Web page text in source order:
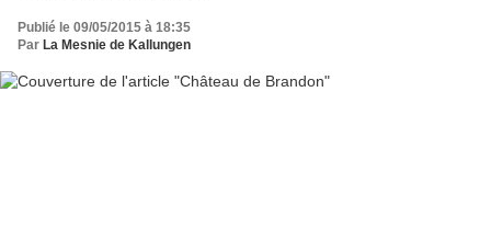
Publié le 09/05/2015 à 18:35
Par La Mesnie de Kallungen